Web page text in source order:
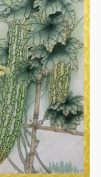
程
主席团成员